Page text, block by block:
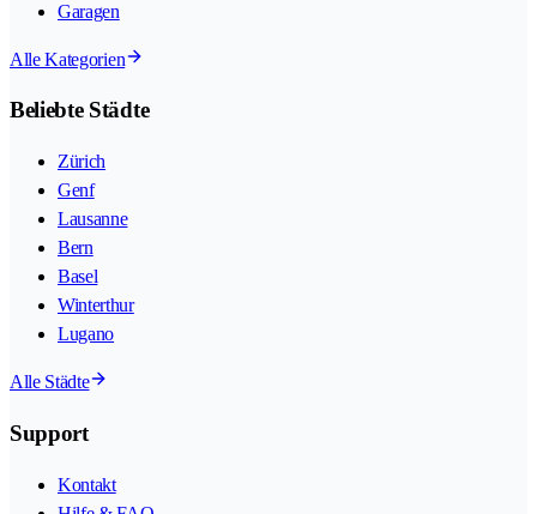
Garagen
Alle Kategorien
Beliebte Städte
Zürich
Genf
Lausanne
Bern
Basel
Winterthur
Lugano
Alle Städte
Support
Kontakt